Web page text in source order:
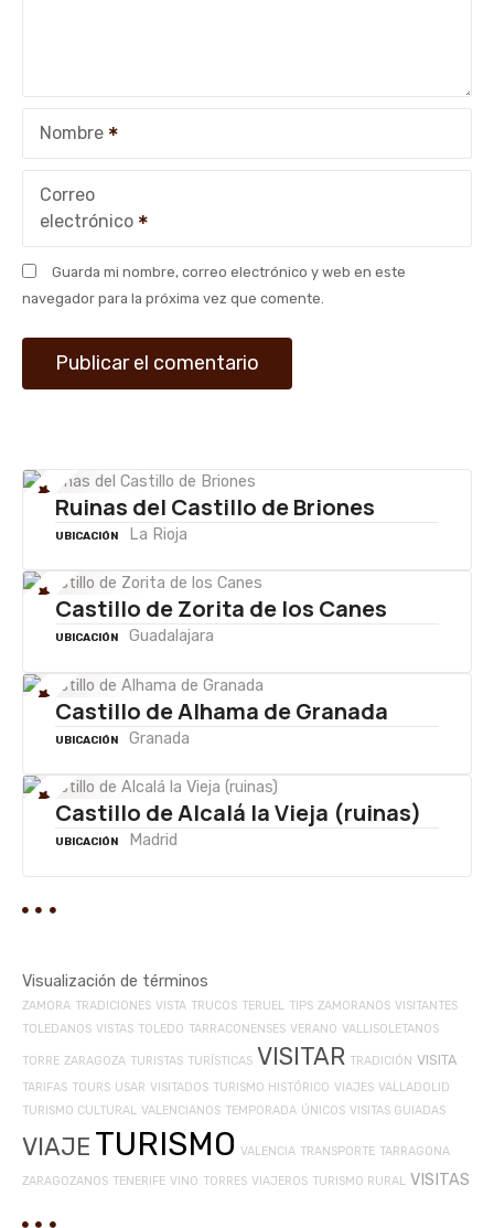
n
a
d
a
Nombre
Correo
electrónico
Guarda mi nombre, correo electrónico y web en este
navegador para la próxima vez que comente.
Ruinas del Castillo de Briones
UBICACIÓN La Rioja
Castillo de Zorita de los Canes
UBICACIÓN Guadalajara
Castillo de Alhama de Granada
UBICACIÓN Granada
Castillo de Alcalá la Vieja (ruinas)
UBICACIÓN Madrid
Visualización de términos
ZAMORA TRADICIONES VISTA TRUCOS TERUEL TIPS ZAMORANOS VISITANTES
TOLEDANOS VISTAS TOLEDO TARRACONENSES VERANO VALLISOLETANOS
TORRE ZARAGOZA TURISTAS TURÍSTICAS VISITAR TRADICIÓN VISITA
TARIFAS TOURS USAR VISITADOS TURISMO HISTÓRICO VIAJES VALLADOLID
TURISMO CULTURAL VALENCIANOS TEMPORADA ÚNICOS VISITAS GUIADAS
VIAJE TURISMO VALENCIA TRANSPORTE TARRAGONA
ZARAGOZANOS TENERIFE VINO TORRES VIAJEROS TURISMO RURAL VISITAS